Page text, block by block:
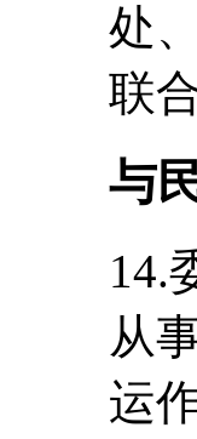
处
联
与
14.
从
运